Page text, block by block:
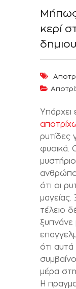
κερί
Υπάρχει
φυσικά.
ότι οι
τέλειο
ξυπνάνε
ότι
μέρα
Η